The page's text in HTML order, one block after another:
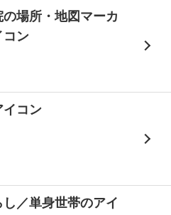
場所・地図マーカ
コン
イコン
／単身世帯のアイ